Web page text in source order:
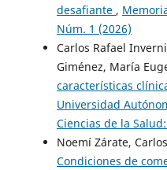
desafiante ,
Núm. 1 (2026)
Carlos Rafael
Giménez, María
características
Universidad
Ciencias de la
Noemí Zárate,
Condiciones de